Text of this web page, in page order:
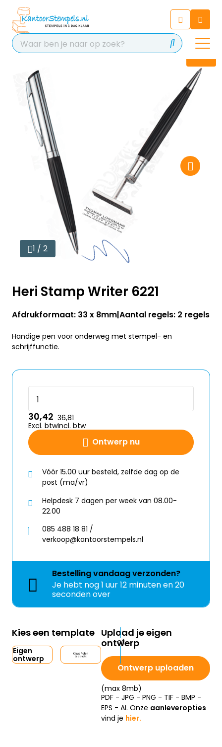
Chat 24/7 met onze chatbot
voor hulp
Contact
1 / 2
Heri Stamp Writer 6221
Afdrukformaat: 33 x 8mm Aantal regels: 2 regels
Handige pen voor onderweg met stempel- en
schrijffunctie.
Ontwerp nu
30,42
Excl. btw
36,81
Incl. btw
Vóór 15.00 uur besteld, zelfde dag op de
post (ma/vr)
Helpdesk 7 dagen per week van 08.00-
22.00
085 488 18 81 /
verkoop@kantoorstempels.nl
Bestellingvandaagverzonden?
Je hebt nog1 uur 12 minuten en 20
seconden over
Kies een template
Eigen
ontwerp
Upload je eigen
ontwerp
Ontwerp uploaden
(max 8mb)
PDF - JPG - PNG - TIF - BMP -
EPS - AI. Onze aanleveropties
vind je hier.